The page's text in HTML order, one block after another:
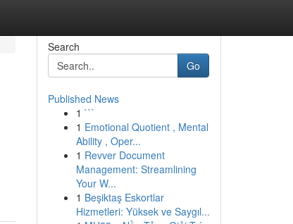
Search
Go
Published News
1 ```
1 Emotional Quotient , Mental
Ability , Oper...
1 Revver Document
Management: Streamlining
Your W...
1 Beşiktaş Eskortlar
Hizmetleri: Yüksek ve Saygıl...